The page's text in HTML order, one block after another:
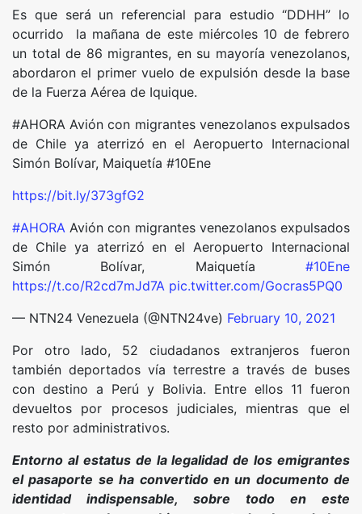
Es que será un referencial para estudio “DDHH” lo
ocurrido la mañana de este miércoles 10 de febrero
un total de 86 migrantes, en su mayoría venezolanos,
abordaron el primer vuelo de expulsión desde la base
de la Fuerza Aérea de Iquique.
#AHORA Avión con migrantes venezolanos expulsados
de Chile ya aterrizó en el Aeropuerto Internacional
Simón Bolívar, Maiquetía #10Ene
https://bit.ly/373gfG2
#AHORA Avión con migrantes venezolanos expulsados
de Chile ya aterrizó en el Aeropuerto Internacional
Simón Bolívar, Maiquetía #10Ene
https://t.co/R2cd7mJd7A pic.twitter.com/Gocras5PQ0
— NTN24 Venezuela (@NTN24ve) February 10, 2021
Por otro lado, 52 ciudadanos extranjeros fueron
también deportados vía terrestre a través de buses
con destino a Perú y Bolivia. Entre ellos 11 fueron
devueltos por procesos judiciales, mientras que el
resto por administrativos.
Entorno al estatus de la legalidad de los emigrantes
el pasaporte se ha convertido en un documento de
identidad indispensable, sobre todo en este